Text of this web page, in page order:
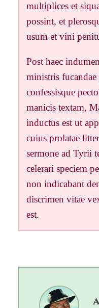
multiplices et
possint, et
usum et vini
Post haec
ministris
confessisque
manicis textam,
inductus est ut
cuius prolatae
sermone ad Tyrii
celerari speciem
non indicabant
discrimen vitae
est.